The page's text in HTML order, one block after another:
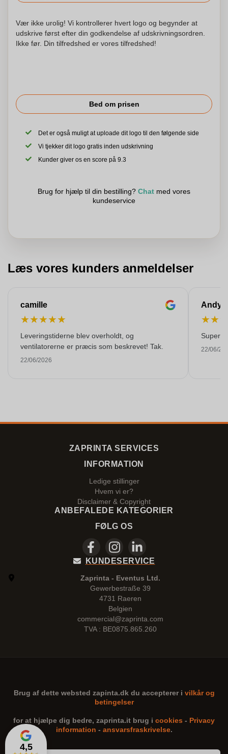
Vær ikke urolig! Vi kontrollerer hvert logo og begynder at
udskrive først efter din godkendelse af udskrivningsordren.
Ikke før. Din tilfredshed er vores tilfredshed!
Bed om prisen
Det er også muligt at uploade dit logo til den følgende side
Vi tjekker dit logo gratis inden udskrivning
Kunder giver os en score på 9.3
Brug for hjælp til din bestilling? Chat med vores
kundeservice
Læs vores kunders anmeldelser
camille
★★★★★
Leveringstiderne blev overholdt, og
ventilatorerne er præcis som beskrevet! Tak.
22/06/2026
Andy
★★
Super
22/06/
4,5
ZAPRINTA SERVICES
INFORMATION
Ledige stillinger
Hvem vi er?
Disclaimer & Copyright
ANBEFALEDE KATEGORIER
FØLG OS
KUNDESERVICE
Zaprinta - Eventus Ltd.
Gewerbestraße 39
4731 Raeren
Belgien
commercial@zaprinta.com
TVA : BE0875.865.260
Brug af dette websted zapinta.dk du accepterer i vilkår og
betingelser
for at hjælpe dig bedre, zaprinta.it brug i cookies - Privacy
information - ansvarsfraskrivelse.